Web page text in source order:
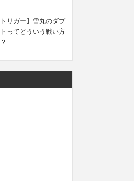
トリガー】雪丸のダブ
ってどういう戦い方